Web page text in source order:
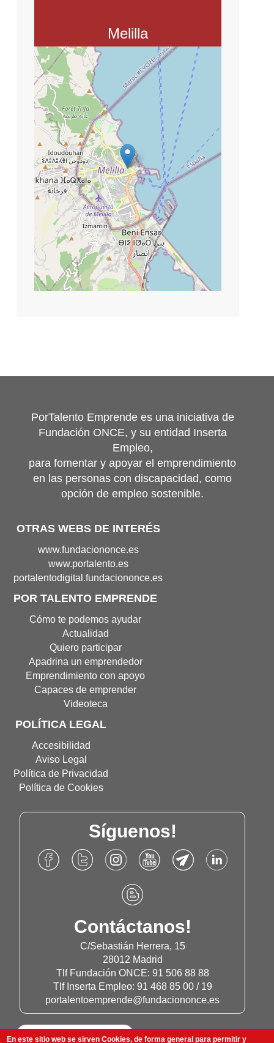
Melilla
+
−
Leaflet contributors
PorTalento Emprende es una iniciativa de
Fundación ONCE, y su entidad Inserta
Empleo,
para fomentar y apoyar el emprendimiento
en las personas con discapacidad, como
opción de empleo sostenible.
OTRAS WEBS DE INTERÉS
Portal
de
Fundación
en
nueva
ventana)
www.fundaciononce.es
Portal
de
en
nueva
ventana)
www.portalento.es
Portal
Portalento
Digital(Abre
ventana
portalentodigital.fundaciononce.es
POR TALENTO EMPRENDE
Cómo te podemos ayudar
Actualidad
Quiero participar
Apadrina un emprendedor
Emprendimiento con apoyo
Capaces de emprender
Videoteca
POLÍTICA LEGAL
Accesibilidad
Aviso Legal
Política de Privacidad
Política de Cookies
Síguenos!
Accede
al
Accede
al
Once
Accede
al
Instagram
Once
Accede
al
de
de
Fundación
Once
Accede
al
de
Fundación
Once
Accede
al
Accede
al
Blog
de
Fundación
Once
Contáctanos!
C/Sebastián Herrera, 15
28012 Madrid
Tlf Fundación ONCE: 91 506 88 88
Tlf Inserta Empleo: 91 468 85 00 / 19
portalentoemprende@fundaciononce.es
En este sitio web se sirven Cookies, de forma general para permitir y